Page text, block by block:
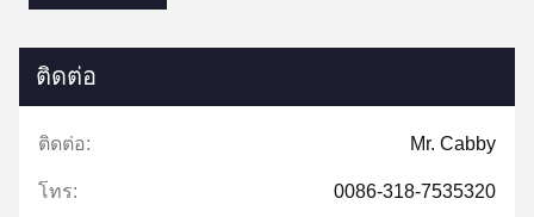
ติดต่อ
ติดต่อ: Mr. Cabby
โทร: 0086-318-7535320